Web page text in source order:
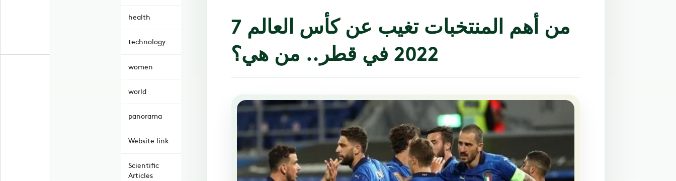
health
technology
women
world
panorama
Website link
Scientific
Articles
7 من أهم المنتخبات تغيب عن كأس العالم
2022 في قطر.. من هي؟